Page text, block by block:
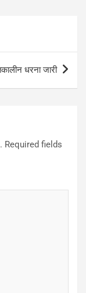
धरना जारी
Required fields